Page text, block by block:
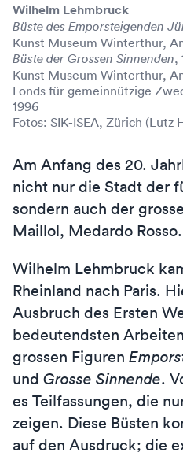
Wilhelm Lehmbruck
Büste des Emporsteigenden
Kunst Museum Winterthur,
Büste der Grossen Sinnenden,
Kunst Museum Winterthur,
Fonds für gemeinnützige
1996
Fotos: SIK-ISEA, Zürich (Lutz
Am Anfang des 20.
nicht nur die Stadt der
sondern auch der
Maillol, Medardo Rosso.
Wilhelm Lehmbruck
Rheinland nach Paris.
Ausbruch des Ersten
bedeutendsten
grossen Figuren
und Grosse Sinnende.
es Teilfassungen, die
zeigen. Diese Büsten
auf den Ausdruck; die